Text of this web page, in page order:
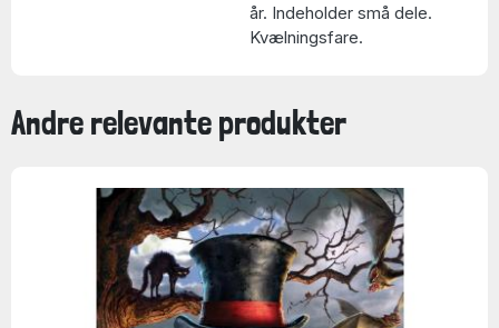
år. Indeholder små dele.
Kvælningsfare.
Andre relevante produkter